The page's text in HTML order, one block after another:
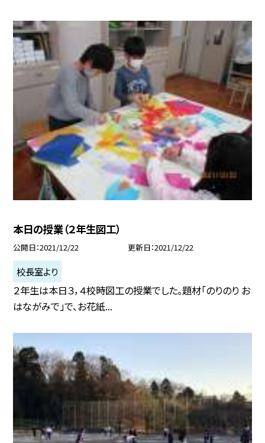
本日の授業（２年生図工）
公開日 2021/12/22 更新日 2021/12/22
校長室より
２年生は本日３，４校時図工の授業でした。題材「のりのり お
はながみで」で、お花紙...